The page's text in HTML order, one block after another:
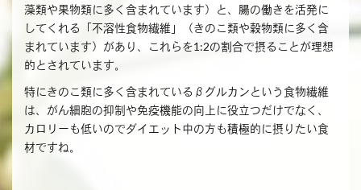
藻類や果物類に多く含まれています）と、腸の働きを活発に
してくれる「不溶性食物繊維」（きのこ類や穀物類に多く含
まれています）があり、これらを1:2の割合で摂ることが理想
的とされています。
特にきのこ類に多く含まれているβグルカンという食物繊維
は、がん細胞の抑制や免疫機能の向上に役立つだけでなく、
カロリーも低いのでダイエット中の方も積極的に摂りたい食
材ですね。